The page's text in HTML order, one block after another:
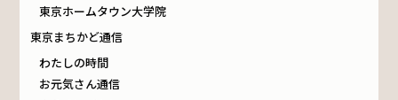
東京ホームタウン大学院
東京まちかど通信
わたしの時間
お元気さん通信